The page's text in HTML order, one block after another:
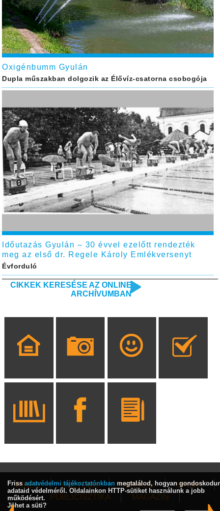
Oxigénbumm Gyulán
Dupla műszakban dolgozik az Élővíz-csatorna csobogója
Időutazás Gyulán – 30 évvel ezelőtt rendezték
meg az első dr. Regele Károly Emlékversenyt
Évforduló
CIKKEK KERESÉSE AZ ONLINE
ARCHÍVUMBAN
HÍREK KULTÚRA INTERJÚ
SPORT
PUBLICISZTIKA
MAGAZIN
Friss adatvédelmi tájékoztatónkban megtalálod, hogyan
adataid védelméről. Oldalainkon HTTP-sütiket használunk a jobb
működésért.
Jöhet a süti?